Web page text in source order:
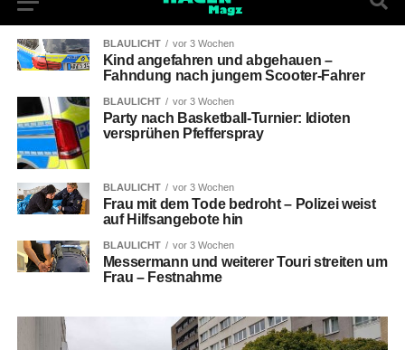
BLAULICHT vor 3 Wochen
Kind angefahren und abgehauen –
Fahndung nach jungem Scooter-Fahrer
BLAULICHT vor 3 Wochen
Party nach Basketball-Turnier: Idioten
versprühen Pfefferspray
BLAULICHT vor 3 Wochen
Frau mit dem Tode bedroht – Polizei weist
auf Hilfsangebote hin
BLAULICHT vor 3 Wochen
Messermann und weiterer Touri streiten um
Frau – Festnahme